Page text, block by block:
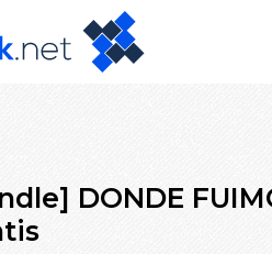
DONDE